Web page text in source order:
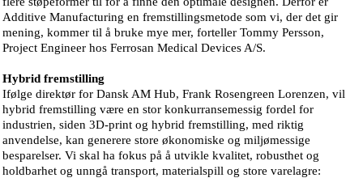
Additive Manufacturing en fremstillingsmetode som vi, der det gir
mening, kommer til å bruke mye mer, forteller Tommy Persson,
Project Engineer hos Ferrosan Medical Devices A/S.
Hybrid fremstilling
Ifølge direktør for Dansk AM Hub, Frank Rosengreen Lorenzen, vil
hybrid fremstilling være en stor konkurransemessig fordel for
industrien, siden 3D-print og hybrid fremstilling, med riktig
anvendelse, kan generere store økonomiske og miljømessige
besparelser. Vi skal ha fokus på å utvikle kvalitet, robusthet og
holdbarhet og unngå transport, materialspill og store varelagre: